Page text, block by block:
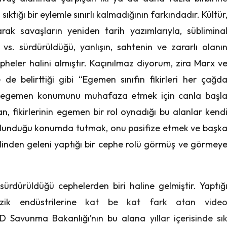
bir eylemle sınırlı kalmadığının farkındadır. Kültür,
savaşların yeniden tarih yazımlarıyla, sübliminal
sürdürüldüğü, yanlışın, sahtenin ve zararlı olanın
halini almıştır. Kaçınılmaz diyorum, zira Marx ve
belirttiği gibi “Egemen sınıfın fikirleri her çağda
konumunu muhafaza etmek için canla başla
fikirlerinin egemen bir rol oynadığı bu alanlar kendi
konumda tutmak, onu pasifize etmek ve başka
geleni yaptığı bir cephe rolü görmüş ve görmeye
cephelerden biri haline gelmiştir. Yaptığı
endüstrilerine kat be kat fark atan
Bakanlığı’nın bu alana yıllar içerisinde